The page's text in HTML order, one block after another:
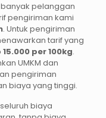
pelanggan
pengiriman kami
. Untuk pengiriman
tarif yang
15.000 per 100kg.
UMKM dan
pengiriman
biaya yang tinggi.
biaya